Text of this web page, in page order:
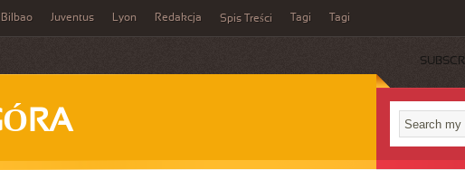
Bilbao Juventus Lyon Redakcja Spis Treści Tagi Tagi